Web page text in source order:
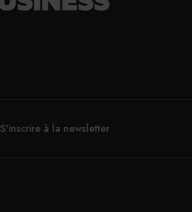
S'inscrire à la newsletter